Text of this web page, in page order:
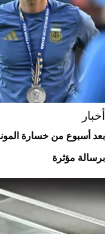
أخبار
بعد أسبوع من خسارة
برسالة مؤثرة